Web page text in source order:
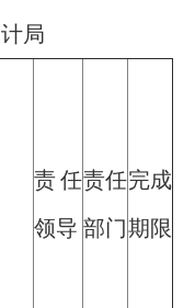
局
责任
领导
责任
部门
完成
期限